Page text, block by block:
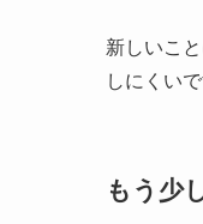
新しいこ
しにくいで
もう少